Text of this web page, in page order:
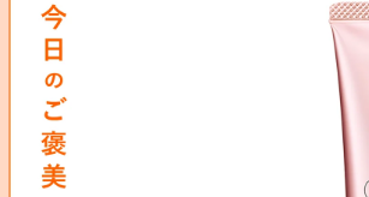
MAGAZINE
会員登録